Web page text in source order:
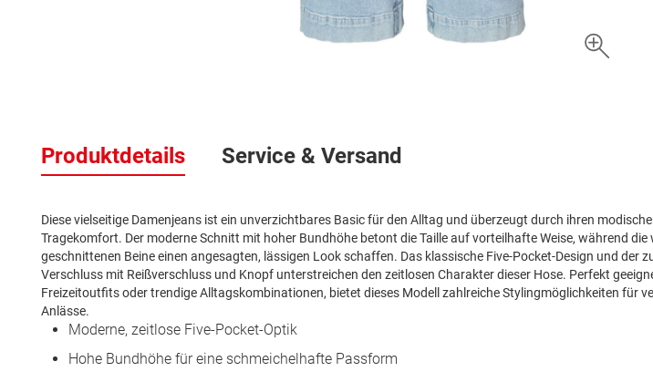
springen
Produktdetails
Diese vielseitige Damenjeans ist ein unverzichtbares Basic für den Alltag und überzeugt durch ihren
Tragekomfort. Der moderne Schnitt mit hoher Bundhöhe betont die Taille auf vorteilhafte Weise, während die
geschnittenen Beine einen angesagten, lässigen Look schaffen. Das klassische Five-Pocket-Design und der
Verschluss mit Reißverschluss und Knopf unterstreichen den zeitlosen Charakter dieser Hose. Perfekt
Freizeitoutfits oder trendige Alltagskombinationen, bietet dieses Modell zahlreiche Stylingmöglichkeiten für
Anlässe.
Moderne, zeitlose Five-Pocket-Optik
Hohe Bundhöhe für eine schmeichelhafte Passform
Service & Versand